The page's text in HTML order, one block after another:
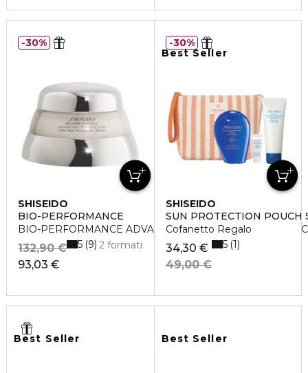
SHISEIDO
BIO-PERFORMANCE
BIO-PERFORMANCE ADVANCED SUPER REVITALIZING
93,03 €
132,90 € 2 formati
5 9
30%
Best Seller
SHISEIDO
SUN PROTECTION POUCH
Cofanetto Regalo
34,30 €
49,00 €
5 1
30%
Best Seller Best Seller